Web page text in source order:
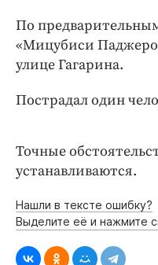
По
«Мицубиси
улице Гагарина.
Пострадал один
Точные
устанавливаются.
Нашли в тексте ошибку?
Выделите её и нажмите